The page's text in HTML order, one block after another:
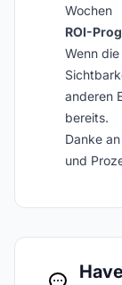
Wochen
ROI-
Wenn
anderen
bereits.
Danke
und